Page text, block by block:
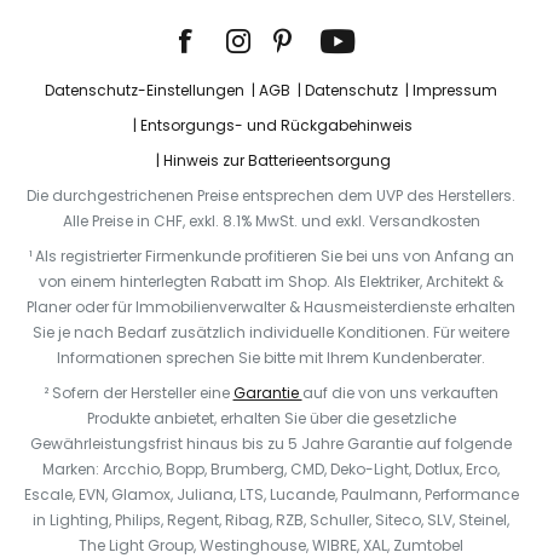
Datenschutz-Einstellungen AGB Datenschutz
Impressum
Entsorgungs- und Rückgabehinweis
Hinweis zur Batterieentsorgung
Die durchgestrichenen Preise entsprechen dem UVP des Herstellers.
Alle Preise in CHF, exkl. 8.1% MwSt. und exkl. Versandkosten
¹ Als registrierter Firmenkunde profitieren Sie bei uns von Anfang an
von einem hinterlegten Rabatt im Shop. Als Elektriker, Architekt &
Planer oder für Immobilienverwalter & Hausmeisterdienste erhalten
Sie je nach Bedarf zusätzlich individuelle Konditionen. Für weitere
Informationen sprechen Sie bitte mit Ihrem Kundenberater.
² Sofern der Hersteller eineGarantie auf die von uns verkauften
Produkte anbietet, erhalten Sie über die gesetzliche
Gewährleistungsfrist hinaus bis zu 5 Jahre Garantie auf folgende
Marken: Arcchio, Bopp, Brumberg, CMD, Deko-Light, Dotlux, Erco,
Escale, EVN, Glamox, Juliana, LTS, Lucande, Paulmann, Performance
in Lighting, Philips, Regent, Ribag, RZB, Schuller, Siteco, SLV, Steinel,
The Light Group, Westinghouse, WIBRE, XAL, Zumtobel